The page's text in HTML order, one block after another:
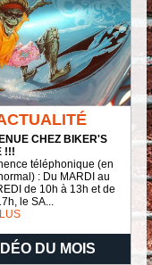
CHEZ BIKER'S
!!!
téléphonique (en
: Du MARDI au
de 10h à 13h et de
le SA...
DU MOIS